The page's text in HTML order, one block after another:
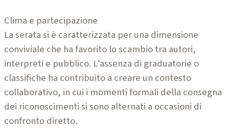
Clima e partecipazione
La serata si è caratterizzata per una dimensione
conviviale che ha favorito lo scambio tra autori,
interpreti e pubblico. L’assenza di graduatorie o
classifiche ha contribuito a creare un contesto
collaborativo, in cui i momenti formali della consegna
dei riconoscimenti si sono alternati a occasioni di
confronto diretto.